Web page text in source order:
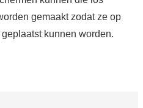
gemaakt zodat ze op
kunnen worden.